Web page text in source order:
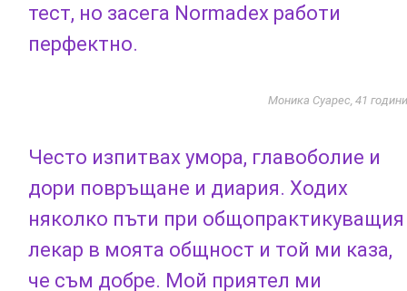
тест, но засега Normadex работи
перфектно.
Моника Суарес, 41 години
Често изпитвах умора, главоболие и
дори повръщане и диария. Ходих
няколко пъти при общопрактикуващия
лекар в моята общност и той ми каза,
че съм добре. Мой приятел ми